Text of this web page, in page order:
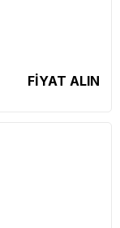
FİYAT ALIN